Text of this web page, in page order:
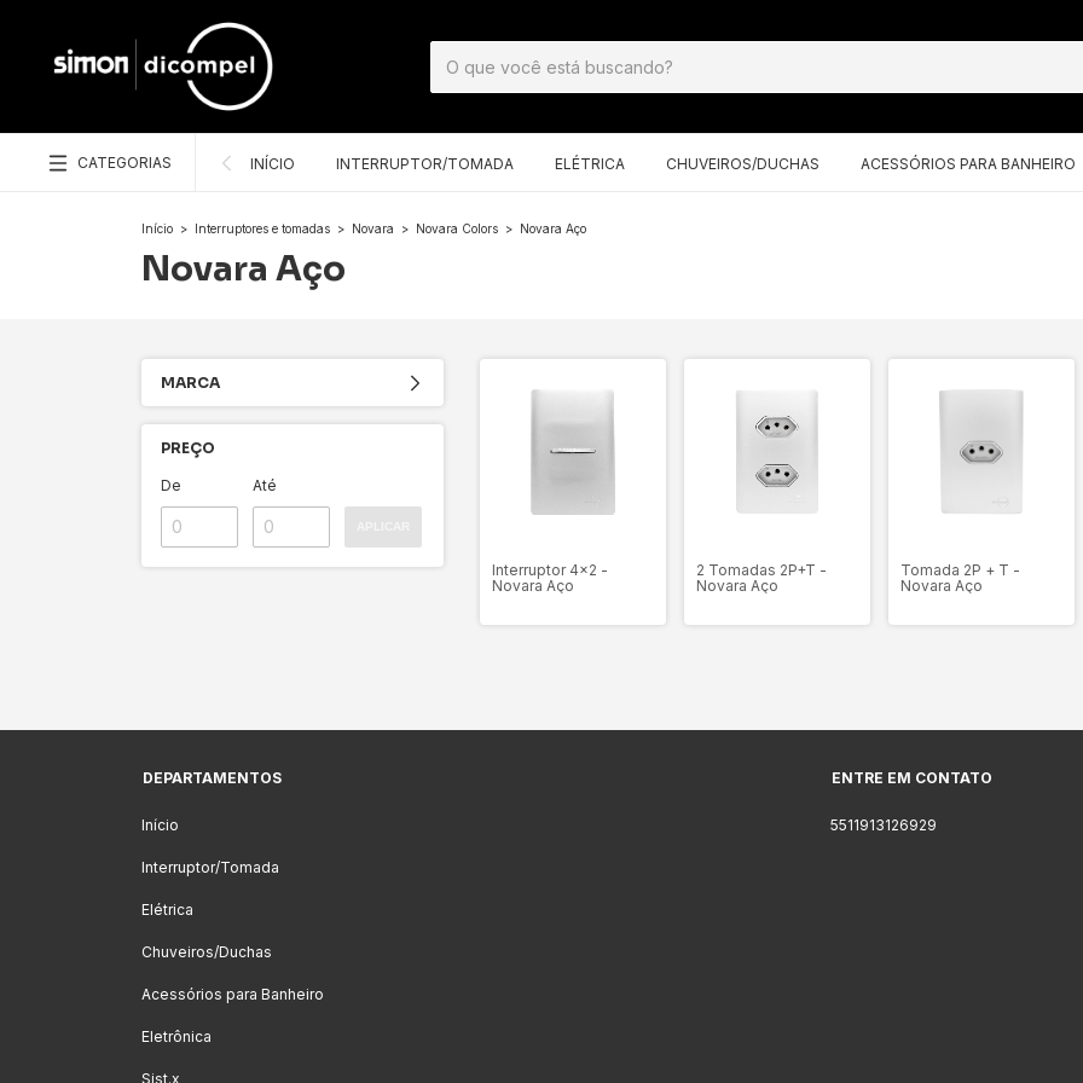
CATEGORIAS INÍCIO INTERRUPTOR/TOMADA ELÉTRICA CHUVEIROS/DUCHAS ACESSÓRIOS PARA BANHEIRO
Início > Interruptores e tomadas > Novara > Novara Colors > Novara Aço
Novara Aço
MARCA
PREÇO
De Até
Interruptor 4x2 -
Novara Aço
2 Tomadas 2P+T -
Novara Aço
Tomada 2P + T -
Novara Aço
DEPARTAMENTOS
Início
Interruptor/Tomada
Elétrica
Chuveiros/Duchas
Acessórios para Banheiro
Eletrônica
Sist.x
ENTRE EM CONTATO
5511913126929